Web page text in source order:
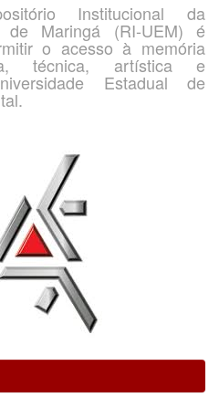
Institucional da
de Maringá (RI-UEM) é
o acesso à memória
técnica, artística e
Estadual de